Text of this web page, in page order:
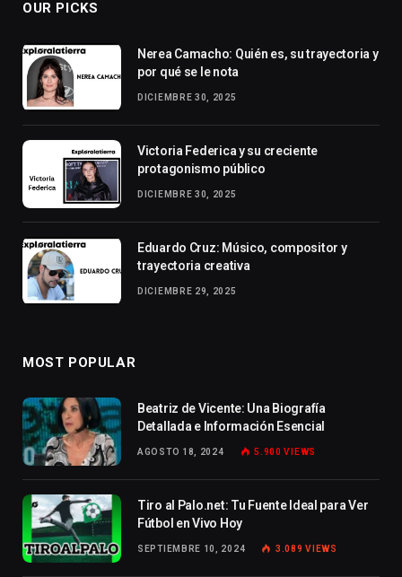
OUR PICKS
Nerea Camacho: Quién es, su trayectoria y
por qué se le nota
DICIEMBRE 30, 2025
Victoria Federica y su creciente
protagonismo público
DICIEMBRE 30, 2025
Eduardo Cruz: Músico, compositor y
trayectoria creativa
DICIEMBRE 29, 2025
MOST POPULAR
Beatriz de Vicente: Una Biografía
Detallada e Información Esencial
AGOSTO 18, 2024 5.900VIEWS
Tiro al Palo.net: Tu Fuente Ideal para Ver
Fútbol en Vivo Hoy
SEPTIEMBRE 10, 2024 3.089VIEWS